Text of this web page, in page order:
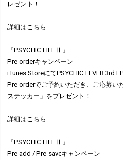
レゼント！
詳細はこちら
『PSYCHIC FILE Ⅲ』
Pre-orderキャンペーン
iTunes StoreにてPSYCHIC FEVER 3rd
Pre-orderでご予約いただき、ご応募い
ステッカー」をプレゼント！
詳細はこちら
『PSYCHIC FILE Ⅲ』
Pre-add / Pre-saveキャンペーン